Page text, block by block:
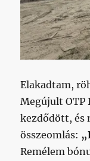
Elakadtam,
Megújult OTP
kezdődött, és
összeomlás:
Remélem